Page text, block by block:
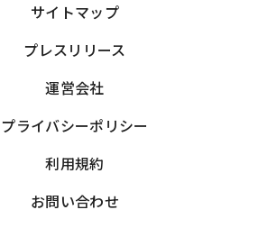
サイトマップ
プレスリリース
運営会社
プライバシーポリシー
利用規約
お問い合わせ